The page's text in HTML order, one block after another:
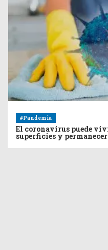
#Pandemia
El coronavirus puede
superficies y